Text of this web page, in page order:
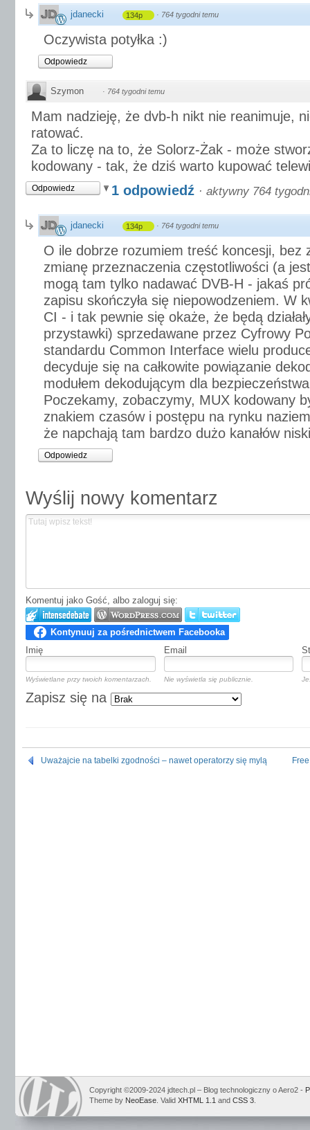
jdanecki 134p · 764 tygodni temu
Oczywista potyłka :)
Odpowiedz
Szymon · 764 tygodni temu
Mam nadzieję, że dvb-h nikt nie reanimuje,
ratować.
Za to liczę na to, że Solorz-Żak - może
kodowany - tak, że dziś warto kupować
Odpowiedz 1 odpowiedź · aktywny 764
jdanecki 134p · 764 tygodni temu
O ile dobrze rozumiem treść koncesji, bez
zmianę przeznaczenia częstotliwości (a
mogą tam tylko nadawać DVB-H - jakaś
zapisu skończyła się niepowodzeniem. W
CI - i tak pewnie się okaże, że będą
przystawki) sprzedawane przez Cyfrowy
standardu Common Interface wielu
decyduje się na całkowite powiązanie
modułem dekodującym dla
Poczekamy, zobaczymy, MUX kodowany
znakiem czasów i postępu na rynku
że napchają tam bardzo dużo kanałów
Odpowiedz
Wyślij nowy komentarz
Komentuj jako Gość, albo zaloguj się:
Imię Email
Wyświetlane przy twoich komentarzach. Nie wyświetla się publicznie.
Zapisz się na
Uważajcie na tabelki zgodności – nawet operatorzy się mylą
Copyright ©2009-2024 jdtech.pl – Blog technologiczny o Aero2 -
Theme by NeoEase . Valid XHTML 1.1 and CSS 3